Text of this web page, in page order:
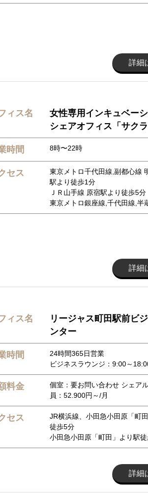
詳細
ィス名
女性専用インキュベーシ
シェアオフィス「サクラ
時間 8時〜22時
セス
東京メトロ千代田線,副都心線
駅より徒歩1分
ＪＲ山手線 原宿駅より徒歩5分
東京メトロ銀座線,千代田線,半
詳細
ィス名
リージャス町田駅前ビ
ンター
時間
24時間365日営業
ビジネスラウンジ：9:00～
料金
個室：要お問い合わせ シェア
員：52.900円～/月
セス
JR横浜線、小田急小田原「町
徒歩5分
小田急小田原「町田」より駅
詳細